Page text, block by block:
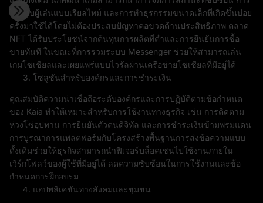
โต้ตอบผู้เล่นแบบเรียลไทม์ และการทำธุรกรรมขนาดเล็กที่เกิดขึ้นบ่อย
ครั้งมาใช้ได้โดยไม่ต้องประสบปัญหาคอขวดด้านประสิทธิภาพ ตลาด
NFT ได้รับประโยชน์จากต้นทุนการผลิตที่ต่ำและการยืนยันการซื้อ
ขายทันที ในขณะที่การรวมระบบ Messenger ช่วยให้สามารถเล่น
เกมโซเชียลและเผยแพร่แบบไวรัลผ่านเครือข่ายโซเชียลที่มีอยู่ได้
โซลูชันสำหรับองค์กรและการชำระเงิน
คุณสมบัติความน่าเชื่อถือระดับองค์กรและการปฏิบัติตามข้อกำหนด
ของ Kaia ทำให้เหมาะสำหรับการใช้งานทางธุรกิจ เช่น การติดตาม
ห่วงโซ่อุปทาน การยืนยันตัวตนดิจิทัล และการชำระเงินข้ามพรมแดน
การบูรณาการแพลตฟอร์มกับโครงสร้างพื้นฐานการส่งข้อความแบบ
ดั้งเดิมช่วยให้ธุรกิจสามารถนำฟีเจอร์บล็อคเชนไปใช้งานภายใน
เวิร์กโฟลว์ของผู้ใช้ที่มีอยู่ได้ ลดความซับซ้อนในการใช้งานและข้อ
กำหนดการฝึกอบรม
แอปพลิเคชันทางสังคมและชุมชน